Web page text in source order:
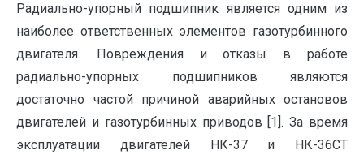
Радиально-упорный подшипник является одним из
наиболее ответственных элементов газотурбинного
двигателя. Повреждения и отказы в работе
радиально-упорных подшипников являются
достаточно частой причиной аварийных остановов
двигателей и газотурбинных приводов [1]. За время
эксплуатации двигателей НК-37 и НК-36СТ